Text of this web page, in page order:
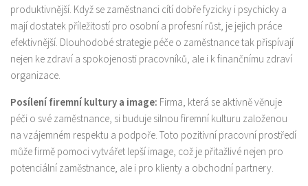
produktivnější. Když se zaměstnanci cítí dobře fyzicky i psychicky a
mají dostatek příležitostí pro osobní a profesní růst, je jejich práce
efektivnější. Dlouhodobé strategie péče o zaměstnance tak přispívají
nejen ke zdraví a spokojenosti pracovníků, ale i k finančnímu zdraví
organizace.
Posílení firemní kultury a image: Firma, která se aktivně věnuje
péči o své zaměstnance, si buduje silnou firemní kulturu založenou
na vzájemném respektu a podpoře. Toto pozitivní pracovní prostředí
může firmě pomoci vytvářet lepší image, což je přitažlivé nejen pro
potenciální zaměstnance, ale i pro klienty a obchodní partnery.